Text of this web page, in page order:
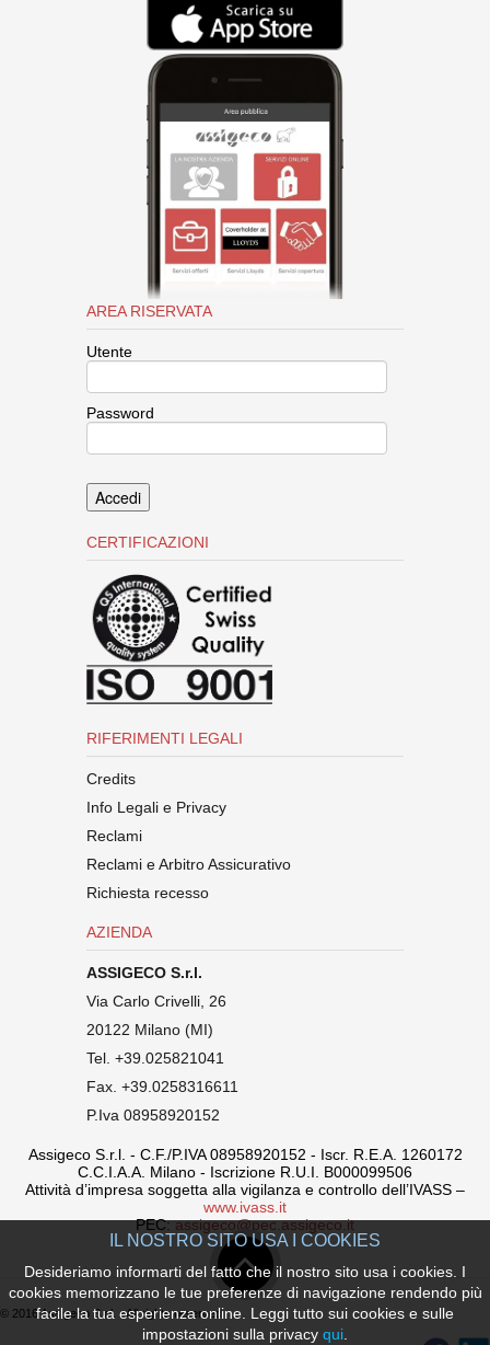
AREA RISERVATA
Utente
Password
CERTIFICAZIONI
RIFERIMENTI LEGALI
Credits
Info Legali e Privacy
Reclami
Reclami e Arbitro Assicurativo
Richiesta recesso
AZIENDA
ASSIGECO S.r.l.
Via Carlo Crivelli, 26
20122 Milano (MI)
Tel. +39.025821041
Fax. +39.0258316611
P.Iva 08958920152
Assigeco S.r.l. - C.F./P.IVA 08958920152 - Iscr. R.E.A. 1260172
C.C.I.A.A. Milano - Iscrizione R.U.I. B000099506
Attività d’impresa soggetta alla vigilanza e controllo dell’IVASS –
www.ivass.it
PEC:assigeco@pec.assigeco.it
© 2016 Assigeco S.r.l. - All rights reserved
IL NOSTRO SITO USA I COOKIES
Desideriamo informarti del fatto che il nostro sito usa i cookies. I
cookies memorizzano le tue preferenze di navigazione rendendo più
facile la tua esperienza online. Leggi tutto sui cookies e sulle
impostazioni sulla privacy qui